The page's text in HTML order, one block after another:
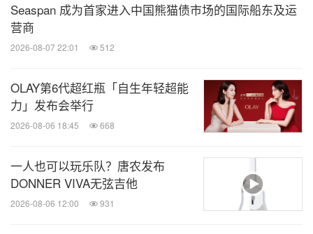
Seaspan 成为首家进入中国熊猫债市场的国际船东及运
营商
2026-08-07 22:01 512
OLAY第6代超红瓶「自生年轻超能
力」发布会举行
2026-08-06 18:45 668
一人也可以玩乐队？唐农发布
DONNER VIVA无弦吉他
2026-08-06 12:00 931